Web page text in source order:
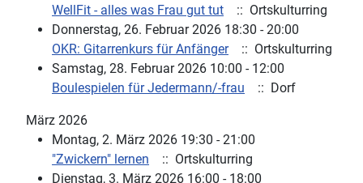
WellFit - alles was Frau gut tut
:: Ortskulturring
Donnerstag, 26. Februar 2026 18:30 - 20:00
OKR: Gitarrenkurs für Anfänger
:: Ortskulturring
Samstag, 28. Februar 2026 10:00 - 12:00
Boulespielen für Jedermann/-frau
:: Dorf
März 2026
Montag, 2. März 2026 19:30 - 21:00
"Zwickern" lernen
:: Ortskulturring
Dienstag, 3. März 2026 16:00 - 18:00